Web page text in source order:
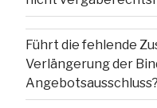
Führt die fehlende
Verlängerung der
Angebotsausschluss?